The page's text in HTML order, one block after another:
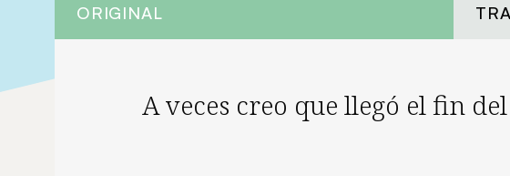
ORIGINAL
A veces creo que llegó el fin